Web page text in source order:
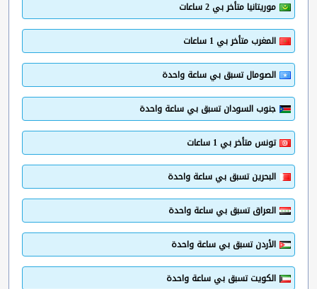
موريتانيا متأخر بي 2 ساعات
المغرب متأخر بي 1 ساعات
الصومال تسبق بي ساعة واحدة
جنوب السودان تسبق بي ساعة واحدة
تونس متأخر بي 1 ساعات
البحرين تسبق بي ساعة واحدة
العراق تسبق بي ساعة واحدة
الأردن تسبق بي ساعة واحدة
الكويت تسبق بي ساعة واحدة